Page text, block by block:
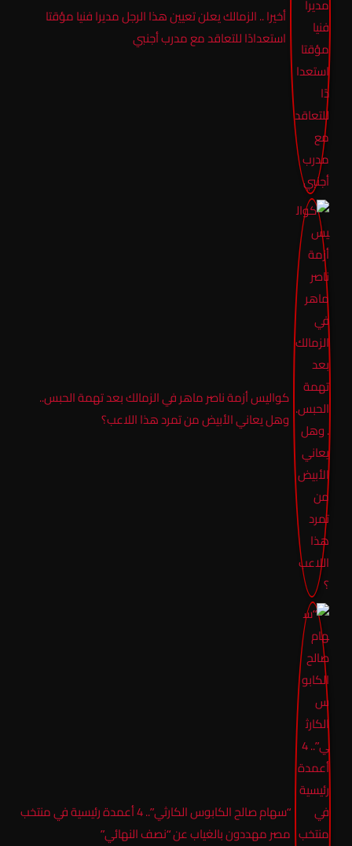
أخيرا .. الزمالك يعلن تعيين هذا الرجل مديرا فنيا مؤقتا
استعدادًا للتعاقد مع مدرب أجنبي
كواليس أزمة ناصر ماهر في الزمالك بعد تهمة الحبس..
وهل يعاني الأبيض من تمرد هذا اللاعب؟
“سهام صالح الكابوس الكارثي”.. 4 أعمدة رئيسية في منتخب
مصر مهددون بالغياب عن “نصف النهائي”